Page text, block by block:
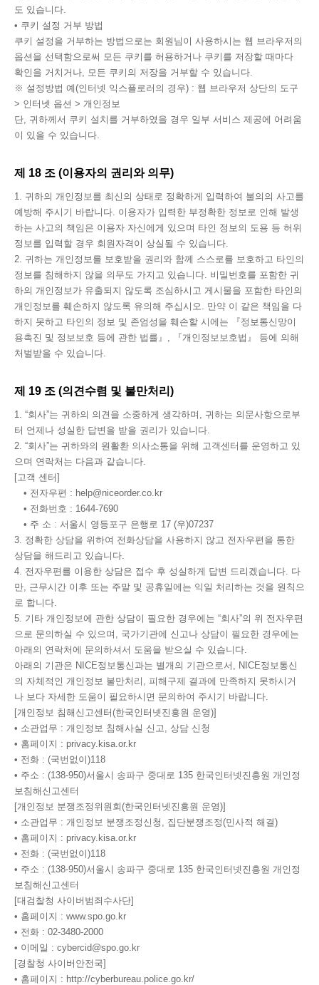
도 있습니다.
• 쿠키 설정 거부 방법
쿠키 설정을 거부하는 방법으로는 회원님이 사용하시는 웹 브라우저의
옵션을 선택함으로써 모든 쿠키를 허용하거나 쿠키를 저장할 때마다
확인을 거치거나, 모든 쿠키의 저장을 거부할 수 있습니다.
※ 설정방법 예(인터넷 익스플로러의 경우) : 웹 브라우저 상단의 도구
> 인터넷 옵션 > 개인정보
단, 귀하께서 쿠키 설치를 거부하였을 경우 일부 서비스 제공에 어려움
이 있을 수 있습니다.
제 18 조 (이용자의 권리와 의무)
1. 귀하의 개인정보를 최신의 상태로 정확하게 입력하여 불의의 사고를
예방해 주시기 바랍니다. 이용자가 입력한 부정확한 정보로 인해 발생
하는 사고의 책임은 이용자 자신에게 있으며 타인 정보의 도용 등 허위
정보를 입력할 경우 회원자격이 상실될 수 있습니다.
2. 귀하는 개인정보를 보호받을 권리와 함께 스스로를 보호하고 타인의
정보를 침해하지 않을 의무도 가지고 있습니다. 비밀번호를 포함한 귀
하의 개인정보가 유출되지 않도록 조심하시고 게시물을 포함한 타인의
개인정보를 훼손하지 않도록 유의해 주십시오. 만약 이 같은 책임을 다
하지 못하고 타인의 정보 및 존엄성을 훼손할 시에는 『정보통신망이
용촉진 및 정보보호 등에 관한 법률』, 『개인정보보호법』 등에 의해
처벌받을 수 있습니다.
제 19 조 (의견수렴 및 불만처리)
1. “회사”는 귀하의 의견을 소중하게 생각하며, 귀하는 의문사항으로부
터 언제나 성실한 답변을 받을 권리가 있습니다.
2. “회사”는 귀하와의 원활환 의사소통을 위해 고객센터를 운영하고 있
으며 연락처는 다음과 같습니다.
[고객 센터]
• 전자우편 : help@niceorder.co.kr
• 전화번호 : 1644-7690
• 주 소 : 서울시 영등포구 은행로 17 (우)07237
3. 정확한 상담을 위하여 전화상담을 사용하지 않고 전자우편을 통한
상담을 해드리고 있습니다.
4. 전자우편를 이용한 상담은 접수 후 성실하게 답변 드리겠습니다. 다
만, 근무시간 이후 또는 주말 및 공휴일에는 익일 처리하는 것을 원칙으
로 합니다.
5. 기타 개인정보에 관한 상담이 필요한 경우에는 “회사”의 위 전자우편
으로 문의하실 수 있으며, 국가기관에 신고나 상담이 필요한 경우에는
아래의 연락처에 문의하셔서 도움을 받으실 수 있습니다.
아래의 기관은 NICE정보통신과는 별개의 기관으로서, NICE정보통신
의 자체적인 개인정보 불만처리, 피해구제 결과에 만족하지 못하시거
나 보다 자세한 도움이 필요하시면 문의하여 주시기 바랍니다.
[개인정보 침해신고센터(한국인터넷진흥원 운영)]
• 소관업무 : 개인정보 침해사실 신고, 상담 신청
• 홈페이지 : privacy.kisa.or.kr
• 전화 : (국번없이)118
• 주소 : (138-950)서울시 송파구 중대로 135 한국인터넷진흥원 개인정
보침해신고센터
[개인정보 분쟁조정위원회(한국인터넷진흥원 운영)]
• 소관업무 : 개인정보 분쟁조정신청, 집단분쟁조정(민사적 해결)
• 홈페이지 : privacy.kisa.or.kr
• 전화 : (국번없이)118
• 주소 : (138-950)서울시 송파구 중대로 135 한국인터넷진흥원 개인정
보침해신고센터
[대검찰청 사이버범죄수사단]
• 홈페이지 : www.spo.go.kr
• 전화 : 02-3480-2000
• 이메일 : cybercid@spo.go.kr
[경찰청 사이버안전국]
• 홈페이지 : http://cyberbureau.police.go.kr/